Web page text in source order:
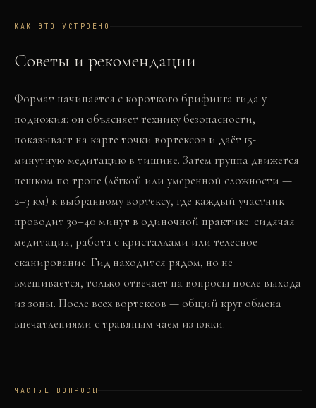
КАК ЭТО УСТРОЕНО
Советы и рекомендации
Формат начинается с короткого брифинга гида у
подножия: он объясняет технику безопасности,
показывает на карте точки вортексов и даёт 15-
минутную медитацию в тишине. Затем группа движется
пешком по тропе (лёгкой или умеренной сложности —
2–3 км) к выбранному вортексу, где каждый участник
проводит 30–40 минут в одиночной практике: сидячая
медитация, работа с кристаллами или телесное
сканирование. Гид находится рядом, но не
вмешивается, только отвечает на вопросы после выхода
из зоны. После всех вортексов — общий круг обмена
впечатлениями с травяным чаем из юкки.
ЧАСТЫЕ ВОПРОСЫ